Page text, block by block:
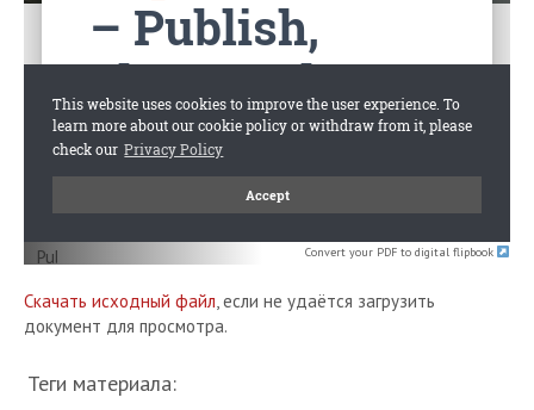
Convert your PDF to digital flipbook
Скачать исходный файл, если не удаётся загрузить
документ для просмотра.
Теги материала: